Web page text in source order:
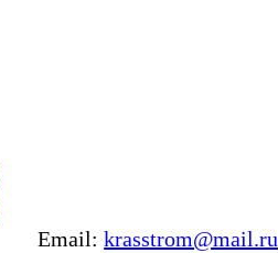
Email:krasstrom@mail.ru